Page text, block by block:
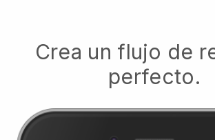
Crea un flujo de
perfecto.